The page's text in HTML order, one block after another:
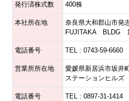
発行済株式数 400株
本社所在地
奈良県大和郡山市発
FUJITAKA BLDG
電話番号 TEL : 0743-59-
営業所所在地
愛媛県新居浜市坂井
ステーションヒル
電話番号 TEL : 0897-31-